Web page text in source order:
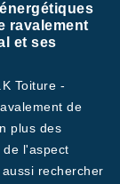
ravalement
et ses
Toiture -
de
plus des
l'aspect
rechercher